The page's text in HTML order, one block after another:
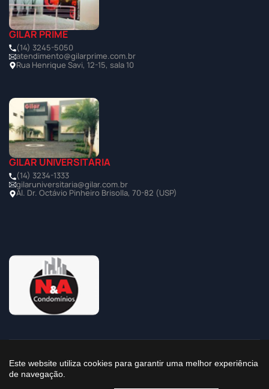
GILAR PRIME
(14) 3245-5050
atendimento@gilarprime.com.br
Rua Henrique Savi, 12-15, sala 10
GILAR UNIVERSITÁRIA
(14) 3234-1333
gilaruniversitaria@gilar.com.br
Al. Dr. Octávio Pinheiro Brisolla, 70-82 (USP)
©2025 Todos os Direitos Reservados à Imobiliária Gilar
Este website utiliza cookies para garantir uma melhor experiência
de navegação.